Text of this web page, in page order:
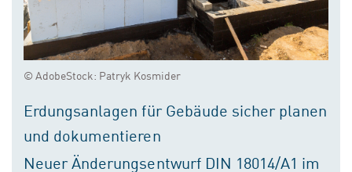
© AdobeStock: Patryk Kosmider
Erdungsanlagen für Gebäude sicher planen
und dokumentieren
Neuer Änderungsentwurf DIN 18014/A1 im